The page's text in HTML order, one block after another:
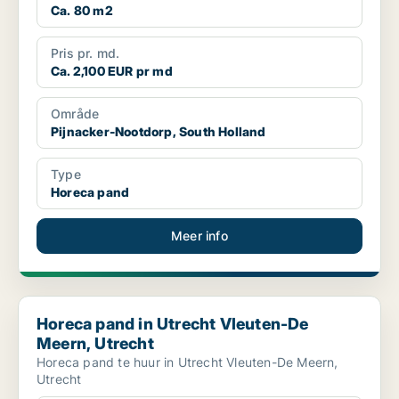
Ca. 80 m2
Pris pr. md.
Ca. 2,100 EUR pr md
Område
Pijnacker-Nootdorp, South Holland
Type
Horeca pand
Meer info
Horeca pand in Utrecht Vleuten-De Meern, Utrecht
Horeca pand in Utrecht Vleuten-De
Meern, Utrecht
Horeca pand te huur in Utrecht Vleuten-De Meern,
Utrecht